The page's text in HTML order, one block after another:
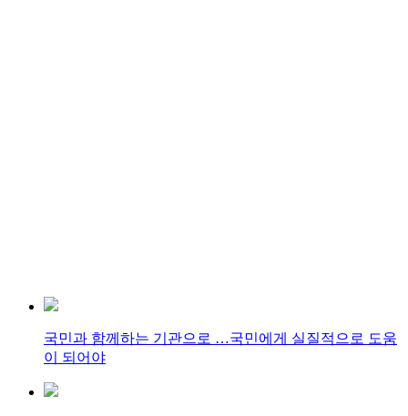
국민과 함께하는 기관으로 …국민에게 실질적으로 도움
이 되어야